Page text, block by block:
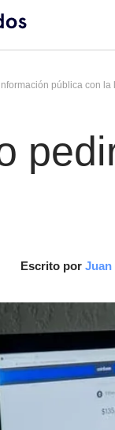
pública con la
Escrito por Juan